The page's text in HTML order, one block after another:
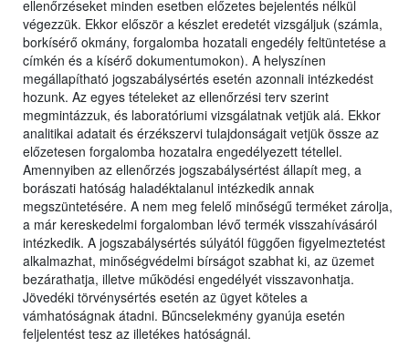
ellenőrzéseket minden esetben előzetes bejelentés nélkül
végezzük. Ekkor először a készlet eredetét vizsgáljuk (számla,
borkísérő okmány, forgalomba hozatali engedély feltüntetése a
címkén és a kísérő dokumentumokon). A helyszínen
megállapítható jogszabálysértés esetén azonnali intézkedést
hozunk. Az egyes tételeket az ellenőrzési terv szerint
megmintázzuk, és laboratóriumi vizsgálatnak vetjük alá. Ekkor
analitikai adatait és érzékszervi tulajdonságait vetjük össze az
előzetesen forgalomba hozatalra engedélyezett tétellel.
Amennyiben az ellenőrzés jogszabálysértést állapít meg, a
borászati hatóság haladéktalanul intézkedik annak
megszüntetésére. A nem meg felelő minőségű terméket zárolja,
a már kereskedelmi forgalomban lévő termék visszahívásáról
intézkedik. A jogszabálysértés súlyától függően figyelmeztetést
alkalmazhat, minőségvédelmi bírságot szabhat ki, az üzemet
bezárathatja, illetve működési engedélyét visszavonhatja.
Jövedéki törvénysértés esetén az ügyet köteles a
vámhatóságnak átadni. Bűncselekmény gyanúja esetén
feljelentést tesz az illetékes hatóságnál.